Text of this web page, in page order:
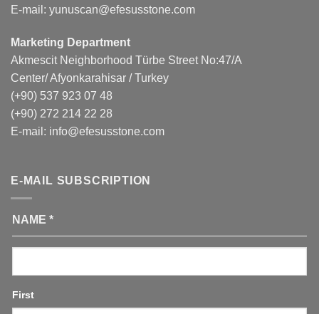
E-mail: yunuscan@efesusstone.com
Marketing Department
Akmescit Neighborhood Türbe Street No:47/A
Center/ Afyonkarahisar / Turkey
(+90) 537 923 07 48
(+90) 272 214 22 28
E-mail: info@efesusstone.com
E-MAIL SUBSCRIPTION
NAME *
First